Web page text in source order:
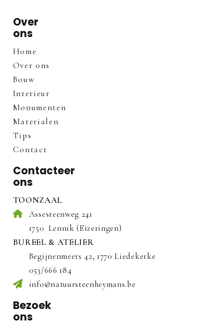
Over
ons
Home
Over ons
Bouw
Interieur
Monumenten
Materialen
Tips
Contact
Contacteer
ons
TOONZAAL
Assesteenweg 241
1750 Lennik (Eizeringen)
BUREEL & ATELIER
Begijnenmeers 42, 1770 Liedekerke
053/666 184
info@natuursteenheymans.be
Bezoek
ons